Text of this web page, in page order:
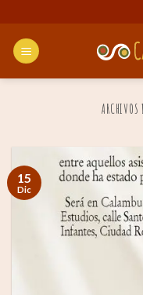
contenido
ARCHIVOS
15
Dic